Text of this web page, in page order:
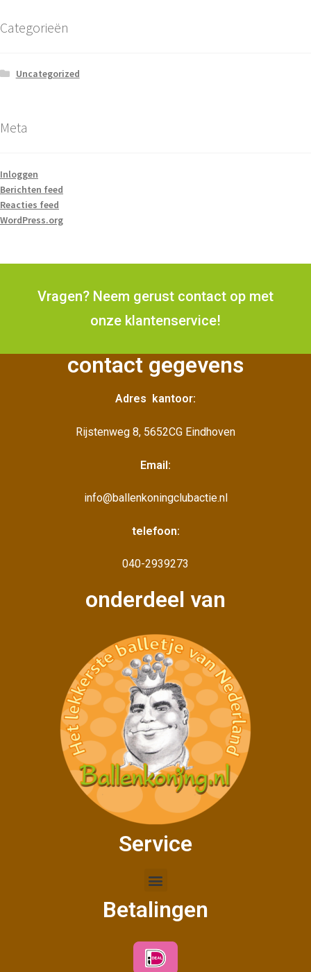
Categorieën
Uncategorized
Meta
Inloggen
Berichten feed
Reacties feed
WordPress.org
Vragen? Neem gerust contact op met
onze klantenservice!
contact gegevens
Adres kantoor:
Rijstenweg 8, 5652CG Eindhoven
Email:
info@ballenkoningclubactie.nl
telefoon:
040-2939273
onderdeel van
Service
Betalingen